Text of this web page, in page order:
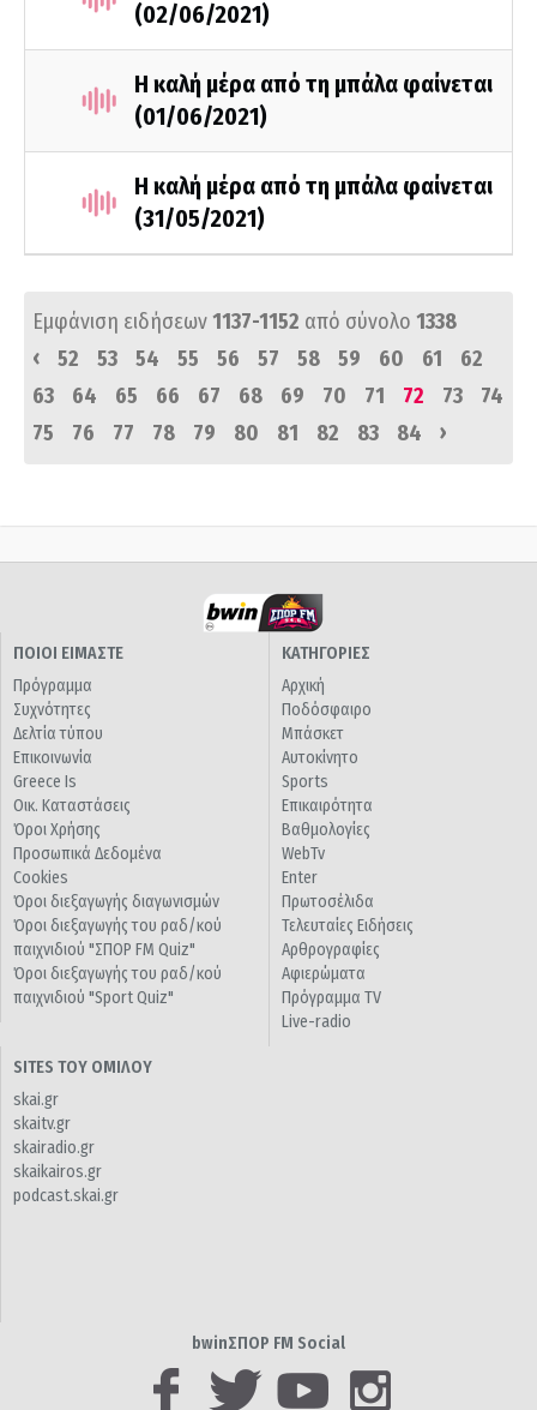
(02/06/2021)
Η καλή μέρα από τη μπάλα φαίνεται
(01/06/2021)
Η καλή μέρα από τη μπάλα φαίνεται
(31/05/2021)
Εμφάνιση ειδήσεων1137-1152 από σύνολο 1338
‹
52 53 54 55 56 57 58 59 60 61
62
63
64 65 66 67 68 69 70 71 72 73
74
75
76 77 78 79 80 81 82 83 84 ›
ΠΟΙΟΙ ΕΙΜΑΣΤΕ
Πρόγραμμα
Συχνότητες
Δελτία τύπου
Επικοινωνία
Greece Is
Οικ. Καταστάσεις
Όροι Χρήσης
Προσωπικά Δεδομένα
Cookies
Όροι διεξαγωγής διαγωνισμών
Όροι διεξαγωγής του ραδ/κού
παιχνιδιού "ΣΠΟΡ FM Quiz"
Όροι διεξαγωγής του ραδ/κού
παιχνιδιού "Sport Quiz"
ΚΑΤΗΓΟΡΙΕΣ
Αρχική
Ποδόσφαιρο
Μπάσκετ
Αυτοκίνητο
Sports
Επικαιρότητα
Βαθμολογίες
WebTv
Enter
Πρωτοσέλιδα
Τελευταίες Ειδήσεις
Αρθρογραφίες
Αφιερώματα
Πρόγραμμα TV
Live-radio
SITES ΤΟΥ ΟΜΙΛΟΥ
skai.gr
skaitv.gr
skairadio.gr
skaikairos.gr
podcast.skai.gr
bwinΣΠΟΡ FM Social